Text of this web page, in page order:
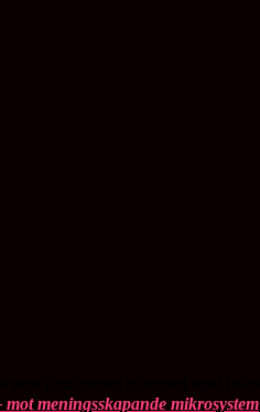
mot meningsskapande mikrosystem